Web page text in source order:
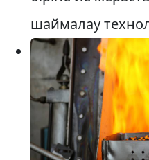
шаймалау